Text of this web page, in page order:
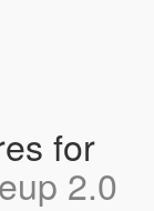
for
2.0